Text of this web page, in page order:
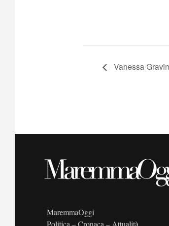
Vanessa
MaremmaOggi
Politica – Cronaca – Attualità